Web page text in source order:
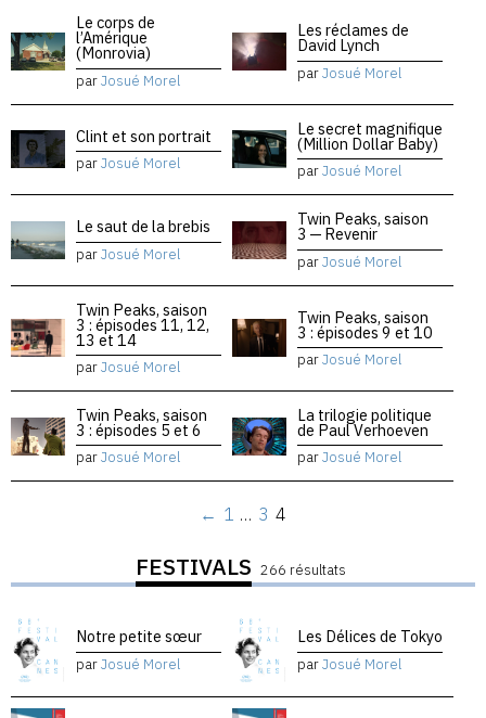
Le corps de
l’Amérique
(Monrovia)
parJosué Morel
Les réclames de
David Lynch
parJosué Morel
Clint et son portrait
parJosué Morel
Le secret magnifique
(Million Dollar Baby)
parJosué Morel
Le saut de la brebis
parJosué Morel
Twin Peaks, saison
3 — Revenir
parJosué Morel
Twin Peaks, saison
3 : épisodes 11, 12,
13 et 14
parJosué Morel
Twin Peaks, saison
3 : épisodes 9 et 10
parJosué Morel
Twin Peaks, saison
3 : épisodes 5 et 6
parJosué Morel
La trilogie politique
de Paul Verhoeven
parJosué Morel
← 1 … 3 4
FESTIVALS 266 résultats
Notre petite sœur
parJosué Morel
Les Délices de Tokyo
parJosué Morel